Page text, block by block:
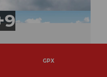
GPX